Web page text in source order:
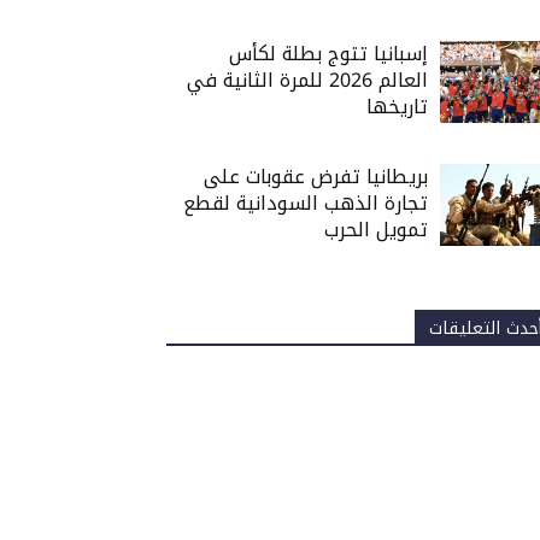
إسبانيا تتوج بطلة لكأس
العالم 2026 للمرة الثانية في
تاريخها
بريطانيا تفرض عقوبات على
تجارة الذهب السودانية لقطع
تمويل الحرب
التعليقات